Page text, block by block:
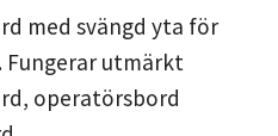
med svängd yta för
Fungerar utmärkt
operatörsbord